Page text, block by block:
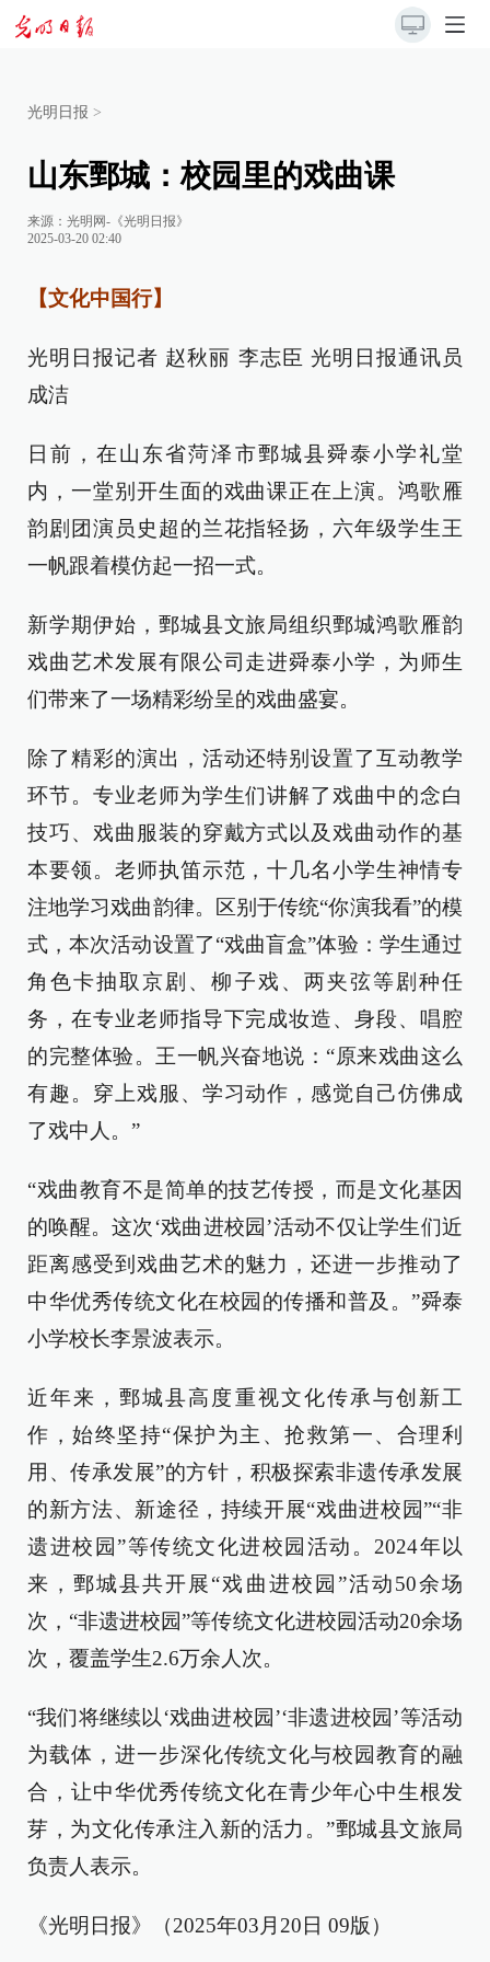
光明日报 >
山东鄄城：校园里的戏曲课
来源： 光明网-《光明日报》
2025-03-20 02:40
【文化中国行】
光明日报记者 赵秋丽 李志臣 光明日报通讯员
成洁
日前，在山东省菏泽市鄄城县舜泰小学礼堂
内，一堂别开生面的戏曲课正在上演。鸿歌雁
韵剧团演员史超的兰花指轻扬，六年级学生王
一帆跟着模仿起一招一式。
新学期伊始，鄄城县文旅局组织鄄城鸿歌雁韵
戏曲艺术发展有限公司走进舜泰小学，为师生
们带来了一场精彩纷呈的戏曲盛宴。
除了精彩的演出，活动还特别设置了互动教学
环节。专业老师为学生们讲解了戏曲中的念白
技巧、戏曲服装的穿戴方式以及戏曲动作的基
本要领。老师执笛示范，十几名小学生神情专
注地学习戏曲韵律。区别于传统“你演我看”的模
式，本次活动设置了“戏曲盲盒”体验：学生通过
角色卡抽取京剧、柳子戏、两夹弦等剧种任
务，在专业老师指导下完成妆造、身段、唱腔
的完整体验。王一帆兴奋地说：“原来戏曲这么
有趣。穿上戏服、学习动作，感觉自己仿佛成
了戏中人。”
“戏曲教育不是简单的技艺传授，而是文化基因
的唤醒。这次‘戏曲进校园’活动不仅让学生们近
距离感受到戏曲艺术的魅力，还进一步推动了
中华优秀传统文化在校园的传播和普及。”舜泰
小学校长李景波表示。
近年来，鄄城县高度重视文化传承与创新工
作，始终坚持“保护为主、抢救第一、合理利
用、传承发展”的方针，积极探索非遗传承发展
的新方法、新途径，持续开展“戏曲进校园”“非
遗进校园”等传统文化进校园活动。2024年以
来，鄄城县共开展“戏曲进校园”活动50余场
次，“非遗进校园”等传统文化进校园活动20余场
次，覆盖学生2.6万余人次。
“我们将继续以‘戏曲进校园’‘非遗进校园’等活动
为载体，进一步深化传统文化与校园教育的融
合，让中华优秀传统文化在青少年心中生根发
芽，为文化传承注入新的活力。”鄄城县文旅局
负责人表示。
《光明日报》（2025年03月20日 09版）